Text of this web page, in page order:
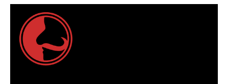
sisältöön